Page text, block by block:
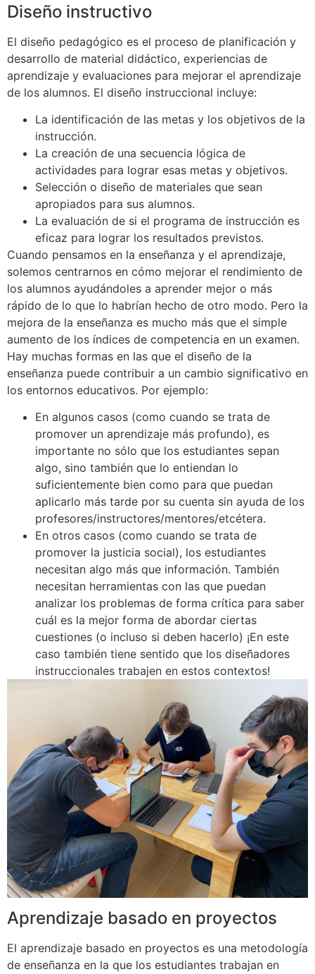
Diseño instructivo
El diseño pedagógico es el proceso de planificación y
desarrollo de material didáctico, experiencias de
aprendizaje y evaluaciones para mejorar el aprendizaje
de los alumnos. El diseño instruccional incluye:
La identificación de las metas y los objetivos de la
instrucción.
La creación de una secuencia lógica de
actividades para lograr esas metas y objetivos.
Selección o diseño de materiales que sean
apropiados para sus alumnos.
La evaluación de si el programa de instrucción es
eficaz para lograr los resultados previstos.
Cuando pensamos en la enseñanza y el aprendizaje,
solemos centrarnos en cómo mejorar el rendimiento de
los alumnos ayudándoles a aprender mejor o más
rápido de lo que lo habrían hecho de otro modo. Pero la
mejora de la enseñanza es mucho más que el simple
aumento de los índices de competencia en un examen.
Hay muchas formas en las que el diseño de la
enseñanza puede contribuir a un cambio significativo en
los entornos educativos. Por ejemplo:
En algunos casos (como cuando se trata de
promover un aprendizaje más profundo), es
importante no sólo que los estudiantes sepan
algo, sino también que lo entiendan lo
suficientemente bien como para que puedan
aplicarlo más tarde por su cuenta sin ayuda de los
profesores/instructores/mentores/etcétera.
En otros casos (como cuando se trata de
promover la justicia social), los estudiantes
necesitan algo más que información. También
necesitan herramientas con las que puedan
analizar los problemas de forma crítica para saber
cuál es la mejor forma de abordar ciertas
cuestiones (o incluso si deben hacerlo) ¡En este
caso también tiene sentido que los diseñadores
instruccionales trabajen en estos contextos!
Aprendizaje basado en proyectos
El aprendizaje basado en proyectos es una metodología
de enseñanza en la que los estudiantes trabajan en